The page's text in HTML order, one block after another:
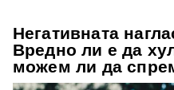
Негативната
Вредно ли е да
можем ли да